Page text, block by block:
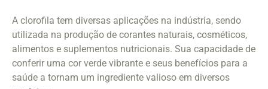
A clorofila tem diversas aplicações na indústria, sendo
utilizada na produção de corantes naturais, cosméticos,
alimentos e suplementos nutricionais. Sua capacidade de
conferir uma cor verde vibrante e seus benefícios para a
saúde a tornam um ingrediente valioso em diversos